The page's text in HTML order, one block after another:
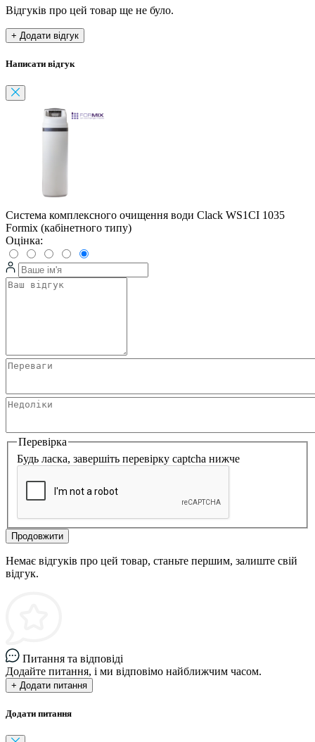
Відгуків про цей товар ще не було.
+ Додати відгук
Написати відгук
Система комплексного очищення води Clack WS1CI 1035
Formix (кабінетного типу)
Оцінка:
Перевірка
Будь ласка, завершіть перевірку captcha нижче
Продовжити
Немає відгуків про цей товар, станьте першим, залиште свій
відгук.
Питання та відповіді
Додайте питання, і ми відповімо найближчим часом.
+ Додати питання
Додати питання